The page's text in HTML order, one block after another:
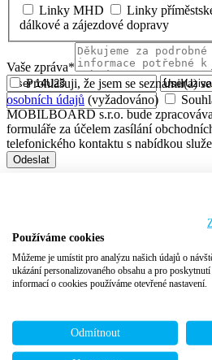
Linky MHD Linky
dálkové a zájezdové dopravy
Vaše zpráva*
Prohlašuji, že jsem se seznámil(a)
osobních údajů (vyžadováno)
MOBILBOARD s.r.o. bude
formuláře za účelem zasílání
telefonického kontaktu s nabídkou
Odeslat
Právě si prohlížíte ukázkovou stránku,
automaticky během instalace
příspěvků zejména tím, že obsahují
zobrazovány na stále stejném místě
navigační menu). Lidé obvykle
je se svými záměry. Může to být např.
Zdravím! Jsem Josef a bydlím v
Používáme cookies
Můžeme je umístit pro analýzu našich údajů o
ukázání personalizovaného obsahu a pro
informací o cookies používáme otevřené nastavení.
Odmítnout